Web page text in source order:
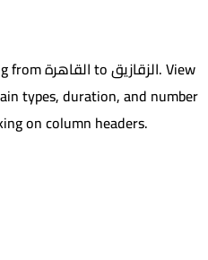
fromالقاهرةtoالزقازيق.View
types, duration, and number
on column headers.